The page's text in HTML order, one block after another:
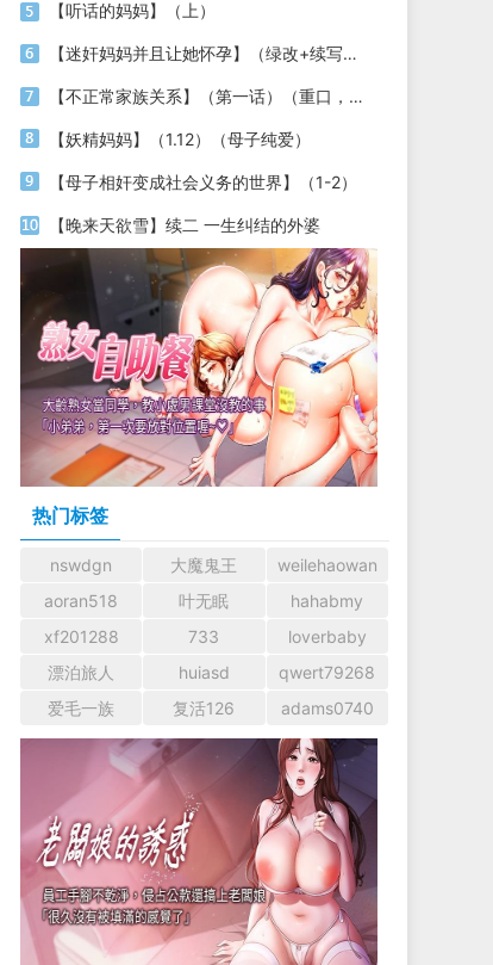
【听话的妈妈】（上）
【迷奸妈妈并且让她怀孕】（绿改+续写）正太 熟女
【不正常家族关系】（第一话）（重口，乱伦，扩张，双性，改造）
【妖精妈妈】（1.12）（母子纯爱）
【母子相奸变成社会义务的世界】（1-2）
【晚来天欲雪】续二 一生纠结的外婆
热门标签
nswdgn 大魔鬼王
weilehaowan
aoran518
叶无眠
hahabmy
xf201288
733
loverbaby
漂泊旅人
huiasd
qwert79268
爱毛一族
复活126 adams0740